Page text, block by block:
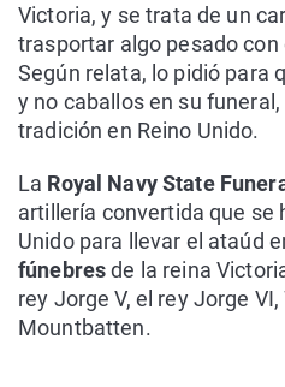
Victoria, y se trata de un
trasportar algo pesado
Según relata, lo pidió para
y no caballos en su
tradición en Reino Unido.
La Royal Navy State
artillería convertida que se
Unido para llevar el ataúd
fúnebresde la reina
rey Jorge V, el rey Jorge
Mountbatten.